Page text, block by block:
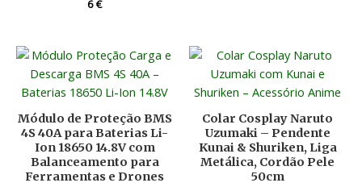
6€
Módulo de Proteção BMS
4S 40A para Baterias Li-
Ion 18650 14.8V com
Balanceamento para
Ferramentas e Drones
Colar Cosplay Naruto
Uzumaki – Pendente
Kunai & Shuriken, Liga
Metálica, Cordão Pele
50cm